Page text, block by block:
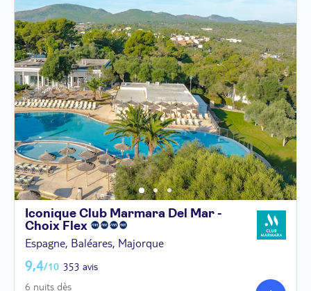
Iconique Club Marmara Del Mar -
Choix Flex
Espagne, Baléares, Majorque
9,4/10 353 avis
6 nuits dès